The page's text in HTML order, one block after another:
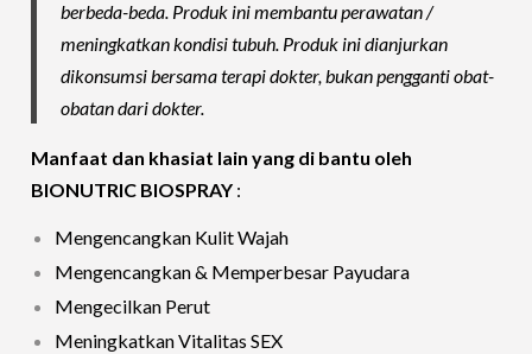
berbeda-beda. Produk ini membantu perawatan /
meningkatkan kondisi tubuh. Produk ini dianjurkan
dikonsumsi bersama terapi dokter, bukan pengganti obat-
obatan dari dokter.
Manfaat dan khasiat lain yang di bantu oleh
BIONUTRIC BIOSPRAY :
Mengencangkan Kulit Wajah
Mengencangkan & Memperbesar Payudara
Mengecilkan Perut
Meningkatkan Vitalitas SEX